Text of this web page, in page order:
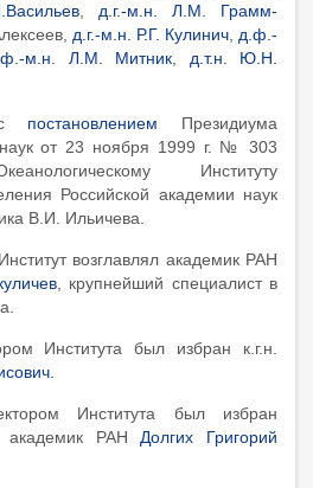
д.г.-м.н. Л.М. Грамм-
д.г.-м.н. Р.Г. Кулинич д.ф.-
м.н. Л.М. Митник
д.т.н. Ю.Н.
с постановлением Президиума
наук от 23 ноября 1999 г. № 303
Институту
Российской академии наук
В.И. Ильичева.
Институтвозглавлял академик РАН
, крупнейший специалист в
Института был избран к.г.н.
Института был избран
академик РАН Долгих Григорий